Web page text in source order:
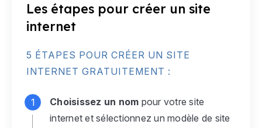
Les étapes pour créer un site
internet
5 ÉTAPES POUR CRÉER UN SITE
INTERNET GRATUITEMENT :
Choisissez un nom pour votre site
internet et sélectionnez un modèle de site